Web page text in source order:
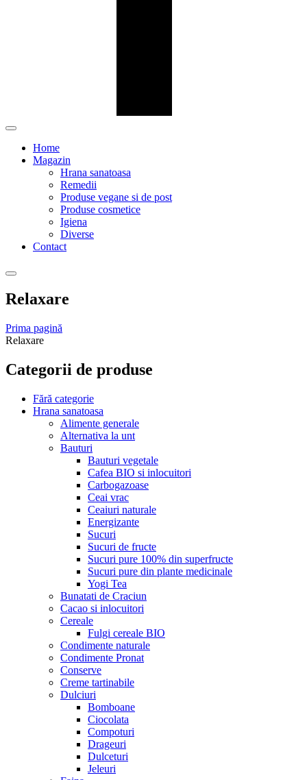
Home
Magazin
Hrana sanatoasa
Remedii
Produse vegane si de post
Produse cosmetice
Igiena
Diverse
Contact
Relaxare
Prima pagină
Relaxare
Categorii de produse
Fără categorie
Hrana sanatoasa
Alimente generale
Alternativa la unt
Bauturi
Bauturi vegetale
Cafea BIO si inlocuitori
Carbogazoase
Ceai vrac
Ceaiuri naturale
Energizante
Sucuri
Sucuri de fructe
Sucuri pure 100% din superfructe
Sucuri pure din plante medicinale
Yogi Tea
Bunatati de Craciun
Cacao si inlocuitori
Cereale
Fulgi cereale BIO
Condimente naturale
Condimente Pronat
Conserve
Creme tartinabile
Dulciuri
Bomboane
Ciocolata
Compoturi
Drageuri
Dulceturi
Jeleuri